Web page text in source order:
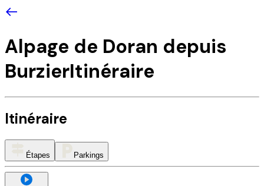
Alpage de Doran depuis
BurzierItinéraire
Itinéraire
Étapes Parkings